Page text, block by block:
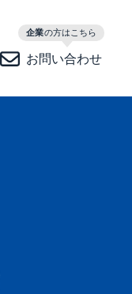
企業の方はこちら
お問い合わせ